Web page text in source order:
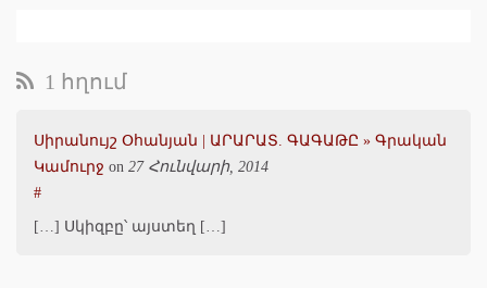
1 հղում
Սիրանույշ Օհանյան | ԱՐԱՐԱՏ. ԳԱԳԱԹԸ » Գրական
Կամուրջ on 27 Հունվարի, 2014
#
[…] Սկիզբը՝ այստեղ […]